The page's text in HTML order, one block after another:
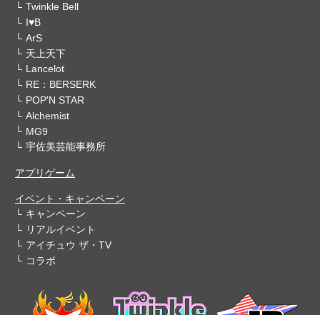
Twinkle Bell
I♥B
ArS
天上天下
Lancelot
RE：BERSERK
POP'N STAR
Alchemist
MG9
宇佐美芸能事務所
アプリゲーム
イベント・キャンペーン
キャンペーン
リアルイベント
アイチュウ ザ・TV
コラボ